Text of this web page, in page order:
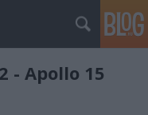
- Apollo 15